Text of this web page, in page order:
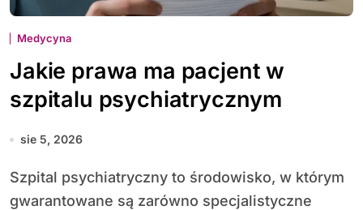
Medycyna
Jakie prawa ma pacjent w
szpitalu psychiatrycznym
sie 5, 2026
Szpital psychiatryczny to środowisko, w którym
gwarantowane są zarówno specjalistyczne